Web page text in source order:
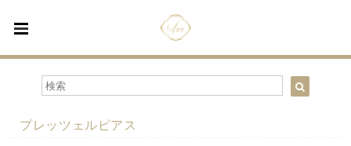
プレッツェルピアス